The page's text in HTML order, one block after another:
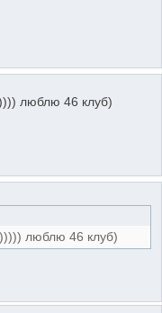
люблю 46 клуб)
люблю 46 клуб)